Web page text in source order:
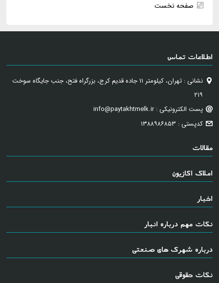
صفحه نخست
اطلاعات تماس
نشانی : تهران، کیلومتر ۱۱ جاده قدیم کرج، بزرگراه فتح، جنب جایگاه سوخت
۲۱۹
پست الکترونیکی : info@paytakhtmelk.ir
کدپستی : ۱۳۸۸۹۸۶۸۵۳
مقالات
املاک اکازیون
اخبار
نکات مهم درباره انبار
درباره شهرک های صنعتی
نکات حقوقی